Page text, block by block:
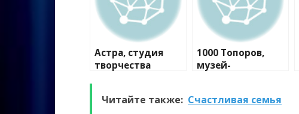
Астра, студия
творчества
1000 Топоров,
музей-
Читайте также: Счастливая семья